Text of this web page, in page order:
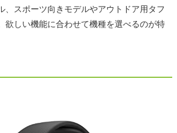
、スポーツ向きモデルやアウトドア用タフ
欲しい機能に合わせて機種を選べるのが特